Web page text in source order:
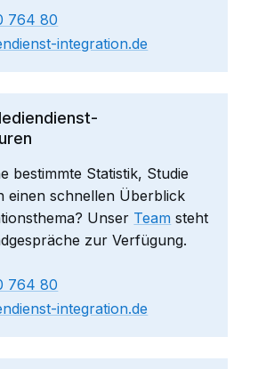
764 80
integration.de
bestimmte Statistik, Studie
einen schnellen Überblick
Unser Team steht
zur Verfügung.
764 80
integration.de